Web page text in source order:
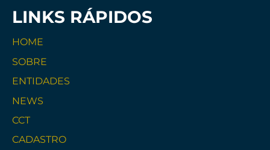
LINKS RÁPIDOS
HOME
SOBRE
ENTIDADES
NEWS
CCT
CADASTRO